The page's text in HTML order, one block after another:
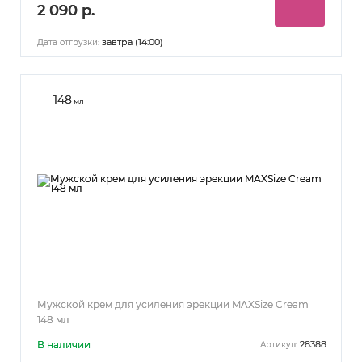
2 090 р.
Дата отгрузки: завтра (14:00)
148мл
Мужской крем для усиления эрекции MAXSize Cream
148 мл
В наличии Артикул: 28388